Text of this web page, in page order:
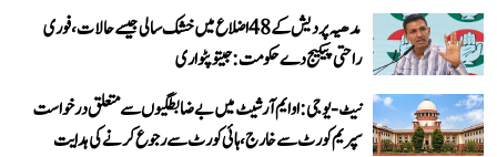
مدھیہ پردیش کے 48 اضلاع میں خشک سالی جیسے حالات، فوری
راحتی پیکیج دے حکومت: جیتو پٹواری
نیٹ-یو جی: او ایم آر شیٹ میں بے ضابطگیوں سے متعلق درخواست
سپریم کورٹ سے خارج، ہائی کورٹ سے رجوع کرنے کی ہدایت